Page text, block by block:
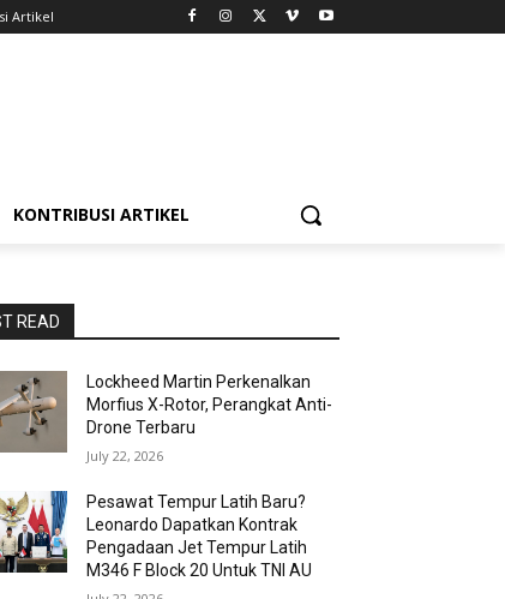
Artikel
KONTRIBUSI ARTIKEL
READ
Lockheed Martin Perkenalkan
Morfius X-Rotor, Perangkat Anti-
Drone Terbaru
July 22, 2026
Pesawat Tempur Latih Baru?
Leonardo Dapatkan Kontrak
Pengadaan Jet Tempur Latih
M346 F Block 20 Untuk TNI AU